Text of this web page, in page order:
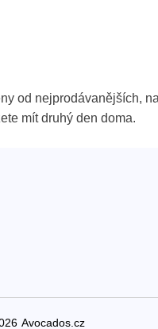
od nejprodávanějších,
mít druhý den doma.
Avocados.cz